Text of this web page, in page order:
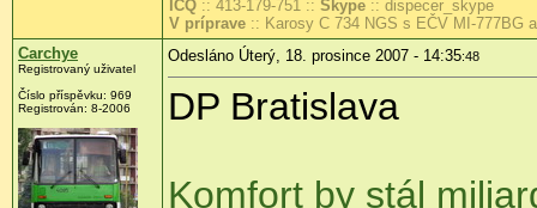
ICQ :: 413-179-751 :: Skype :: dispecer_skype
V príprave :: Karosy C 734 NGS s EČV MI-777BG
Carchye
Registrovaný uživatel
Číslo příspěvku: 969
Registrován: 8-2006
Odesláno Úterý, 18. prosince 2007 - 14:35:48
DP Bratislava
Komfort by stál